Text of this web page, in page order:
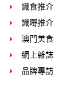
識食推介
識嘢推介
澳門美食
網上雜誌
品牌專訪